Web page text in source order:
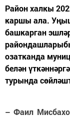
Район халкы
каршы ала.
башкарган
озатканда
белән
турында
– Фаил